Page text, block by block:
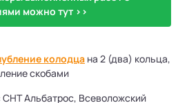
можно тут >>
колодца на 2 (два) кольца,
скобами
СНТ Альбатрос, Всеволожский